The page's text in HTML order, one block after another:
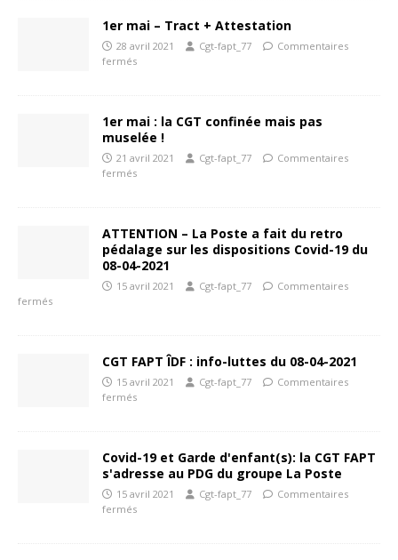
1er mai – Tract + Attestation
28 avril 2021 Cgt-fapt_77
Commentaires
fermés
1er mai : la CGT confinée mais pas
muselée !
21 avril 2021 Cgt-fapt_77
Commentaires
fermés
ATTENTION – La Poste a fait du retro
pédalage sur les dispositions Covid-19 du
08-04-2021
15 avril 2021 Cgt-fapt_77
Commentaires
fermés
CGT FAPT ÎDF : info-luttes du 08-04-2021
15 avril 2021 Cgt-fapt_77
Commentaires
fermés
Covid-19 et Garde d'enfant(s): la CGT FAPT
s'adresse au PDG du groupe La Poste
15 avril 2021 Cgt-fapt_77
Commentaires
fermés